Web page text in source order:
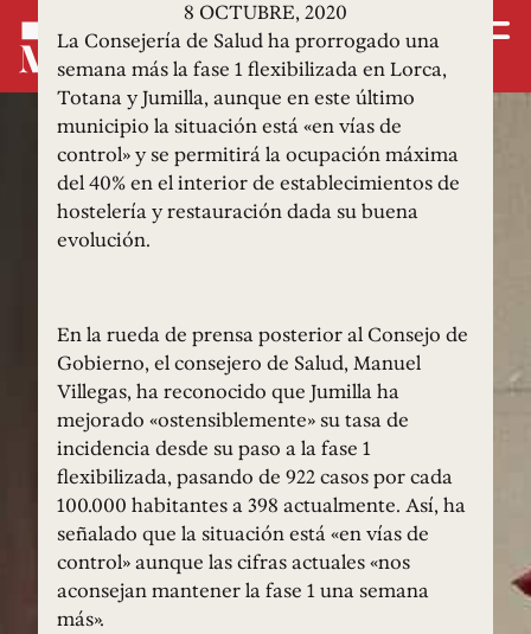
8 OCTUBRE, 2020
La Consejería de Salud ha prorrogado una
semana más la fase 1 flexibilizada en Lorca,
Totana y Jumilla, aunque en este último
municipio la situación está «en vías de
control» y se permitirá la ocupación máxima
del 40% en el interior de establecimientos de
hostelería y restauración dada su buena
evolución.
En la rueda de prensa posterior al Consejo de
Gobierno, el consejero de Salud, Manuel
Villegas, ha reconocido que Jumilla ha
mejorado «ostensiblemente» su tasa de
incidencia desde su paso a la fase 1
flexibilizada, pasando de 922 casos por cada
100.000 habitantes a 398 actualmente. Así, ha
señalado que la situación está «en vías de
control» aunque las cifras actuales «nos
aconsejan mantener la fase 1 una semana
más».